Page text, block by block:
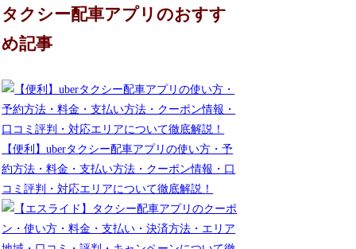
タクシー配車アプリのおすす
め記事
【便利】uberタクシー配車アプリの使い方・予
約方法・料金・支払い方法・クーポン情報・口
コミ評判・対応エリアについて徹底解説！